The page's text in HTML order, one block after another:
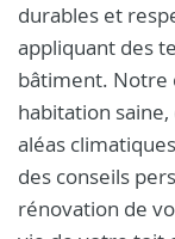
durables et
appliquant des
bâtiment. Notre
habitation
aléas
des conseils
rénovation de